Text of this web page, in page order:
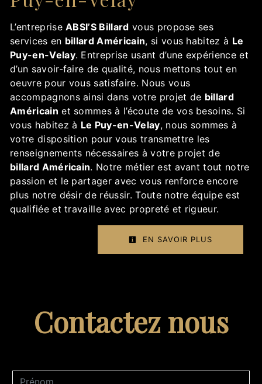
L’entrepriseABSI’S Billard vous propose ses
services en billard Américain, si vous habitez à Le
Puy-en-Velay. Entreprise usant d’une expérience et
d’un savoir-faire de qualité, nous mettons tout en
oeuvre pour vous satisfaire. Nous vous
accompagnons ainsi dans votre projet de billard
Américain et sommes à l’écoute de vos besoins. Si
vous habitez à Le Puy-en-Velay, nous sommes à
votre disposition pour vous transmettre les
renseignements nécessaires à votre projet de
billard Américain. Notre métier est avant tout notre
passion et le partager avec vous renforce encore
plus notre désir de réussir. Toute notre équipe est
qualifiée et travaille avec propreté et rigueur.
EN SAVOIR PLUS
Contactez nous